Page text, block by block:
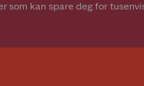
som kan spare deg for